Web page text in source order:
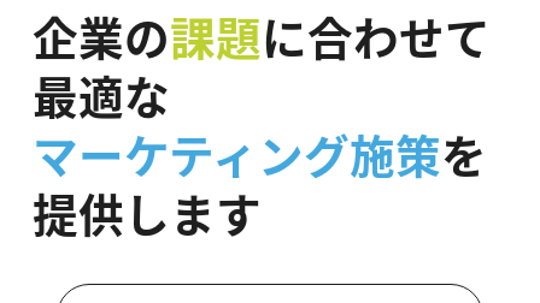
企業の課題に合わせて
最適な
マーケティング施策を
提供します